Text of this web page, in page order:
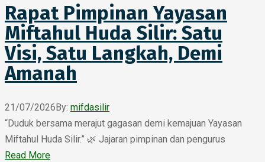
Rapat Pimpinan Yayasan
Miftahul Huda Silir: Satu
Visi, Satu Langkah, Demi
Amanah
21/07/2026 By: mifdasilir
“Duduk bersama merajut gagasan demi kemajuan Yayasan
Miftahul Huda Silir.” 🌿 Jajaran pimpinan dan pengurus
Read More